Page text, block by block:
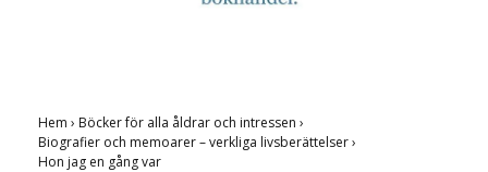
Hem › Böcker för alla åldrar och intressen ›
Biografier och memoarer – verkliga livsberättelser›
Hon jag en gång var